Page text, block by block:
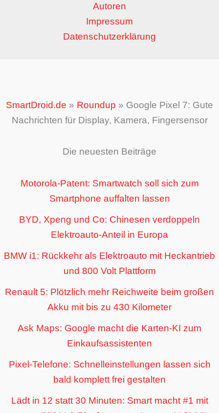
Autoren
Impressum
Datenschutzerklärung
SmartDroid.de » Roundup » Google Pixel 7: Gute
Nachrichten für Display, Kamera, Fingersensor
Die neuesten Beiträge
Motorola-Patent: Smartwatch soll sich zum
Smartphone auffalten lassen
BYD, Xpeng und Co: Chinesen verdoppeln
Elektroauto-Anteil in Europa
BMW i1: Rückkehr als Elektroauto mit Heckantrieb
und 800 Volt Plattform
Renault 5: Plötzlich mehr Reichweite beim großen
Akku mit bis zu 430 Kilometer
Ask Maps: Google macht die Karten-KI zum
Einkaufsassistenten
Pixel-Telefone: Schnelleinstellungen lassen sich
bald komplett frei gestalten
Lädt in 12 statt 30 Minuten: Smart macht #1 mit